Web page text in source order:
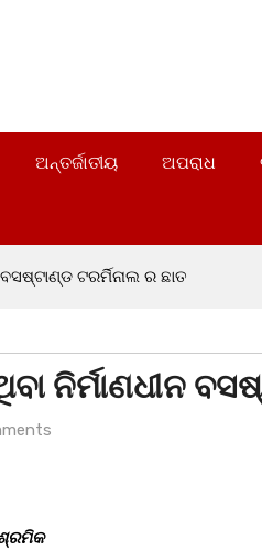
ଅନ୍ତର୍ଜାତୀୟ ଅପରାଧ
ଟରର୍ମିନାଲ ର ଛାତ
ନିର୍ମାଣଧୀନ